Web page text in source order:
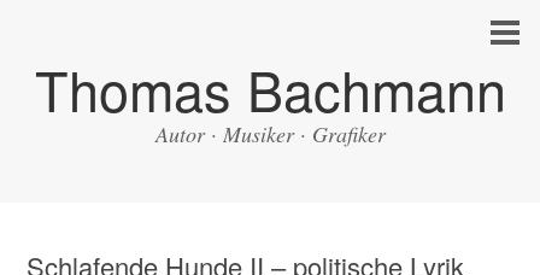
Thomas Bachmann
Autor · Musiker · Grafiker
Schlafende Hunde II – politische Lyrik